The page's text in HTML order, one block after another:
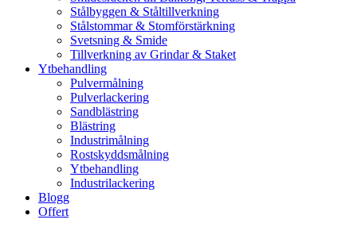
Stålbyggen & Ståltillverkning
Stålstommar & Stomförstärkning
Svetsning & Smide
Tillverkning av Grindar & Staket
Ytbehandling
Pulvermålning
Pulverlackering
Sandblästring
Blästring
Industrimålning
Rostskyddsmålning
Ytbehandling
Industrilackering
Blogg
Offert